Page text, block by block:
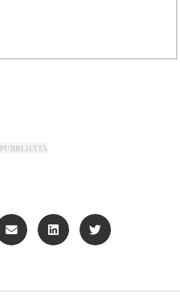
PUBBLICITÀ